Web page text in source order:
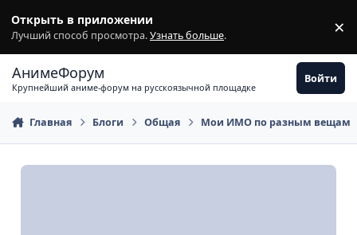
Открыть в приложении
Лучший способ просмотра.Узнать больше. ×
АнимеФорум
Крупнейший аниме-форум на русскоязычной площадке
Войти
Главная Блоги Общая Мои ИМО по разным вещам